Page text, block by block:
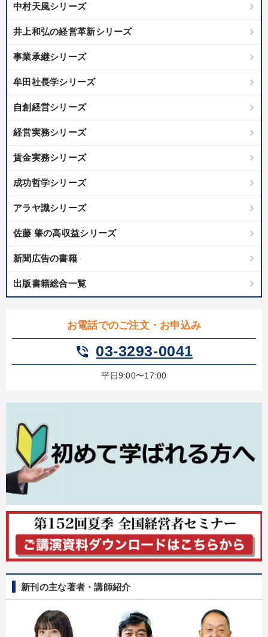
中村天風シリーズ
井上和弘の経営革新シリーズ
事業承継シリーズ
牟田社長学シリーズ
自創経営シリーズ
経営実務シリーズ
賃金実務シリーズ
成功哲学シリーズ
アラヤ識シリーズ
佐藤 肇の高収益シリーズ
新聞広告の書籍
出版書籍総合一覧
お電話でのご注文・お申込み
phone_in_talk 03-3293-0041
平日9:00〜17:00
新刊の主な著者・講師紹介